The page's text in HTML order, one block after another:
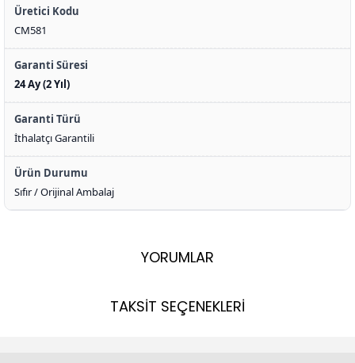
Üretici Kodu
CM581
Garanti Süresi
24 Ay (2 Yıl)
Garanti Türü
İthalatçı Garantili
Ürün Durumu
Sıfır / Orijinal Ambalaj
YORUMLAR
TAKSİT SEÇENEKLERİ